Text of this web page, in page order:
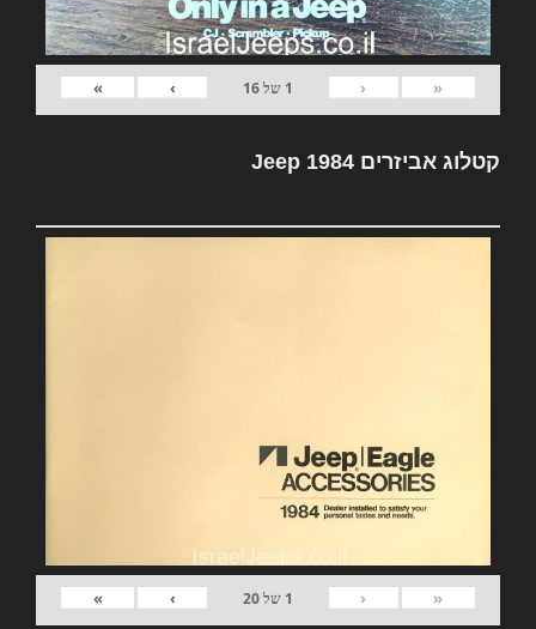
«
‹
1 של16
›
»
קטלוג אביזרים Jeep 1984
«
‹
1 של20
›
»